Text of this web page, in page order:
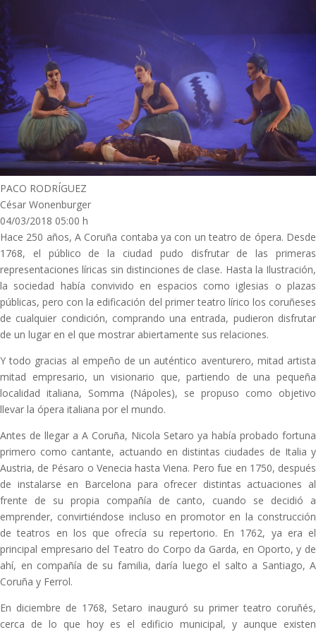
PACO RODRÍGUEZ
César Wonenburger
04/03/2018 05:00 h
Hace 250 años, A Coruña contaba ya con un teatro de ópera. Desde
1768, el público de la ciudad pudo disfrutar de las primeras
representaciones líricas sin distinciones de clase. Hasta la Ilustración,
la sociedad había convivido en espacios como iglesias o plazas
públicas, pero con la edificación del primer teatro lírico los coruñeses
de cualquier condición, comprando una entrada, pudieron disfrutar
de un lugar en el que mostrar abiertamente sus relaciones.
Y todo gracias al empeño de un auténtico aventurero, mitad artista
mitad empresario, un visionario que, partiendo de una pequeña
localidad italiana, Somma (Nápoles), se propuso como objetivo
llevar la ópera italiana por el mundo.
Antes de llegar a A Coruña, Nicola Setaro ya había probado fortuna
primero como cantante, actuando en distintas ciudades de Italia y
Austria, de Pésaro o Venecia hasta Viena. Pero fue en 1750, después
de instalarse en Barcelona para ofrecer distintas actuaciones al
frente de su propia compañía de canto, cuando se decidió a
emprender, convirtiéndose incluso en promotor en la construcción
de teatros en los que ofrecía su repertorio. En 1762, ya era el
principal empresario del Teatro do Corpo da Garda, en Oporto, y de
ahí, en compañía de su familia, daría luego el salto a Santiago, A
Coruña y Ferrol.
En diciembre de 1768, Setaro inauguró su primer teatro coruñés,
cerca de lo que hoy es el edificio municipal, y aunque existen